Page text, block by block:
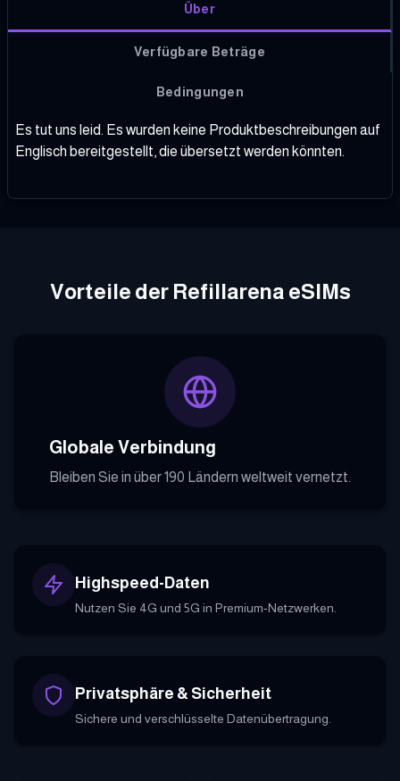
Über
Verfügbare Beträge
Bedingungen
Es tut uns leid. Es wurden keine Produktbeschreibungen auf
Englisch bereitgestellt, die übersetzt werden könnten.
Vorteile der Refillarena eSIMs
Globale Verbindung
Bleiben Sie in über 190 Ländern weltweit vernetzt.
Highspeed-Daten
Nutzen Sie 4G und 5G in Premium-Netzwerken.
Privatsphäre & Sicherheit
Sichere und verschlüsselte Datenübertragung.